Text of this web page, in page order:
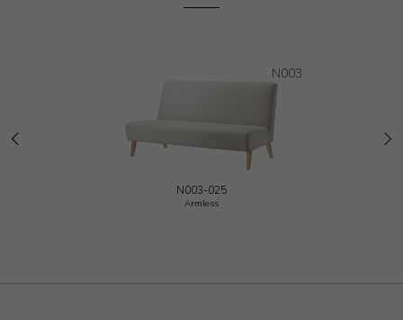
N003
N003-025
Armless